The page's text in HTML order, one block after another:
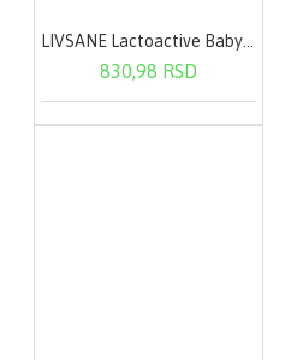
830,98 RSD